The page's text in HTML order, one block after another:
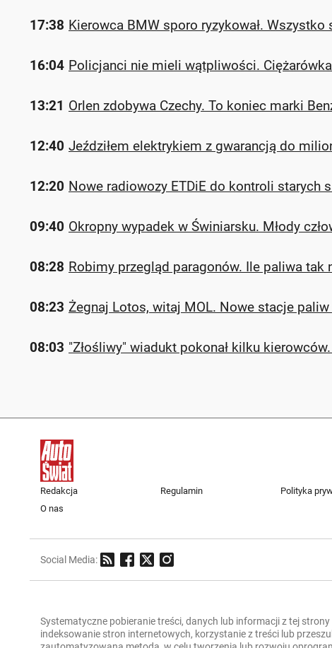
17:38 Kierowca BMW sporo ryzykował. Wszystko
16:04 Policjanci nie mieli wątpliwości.
13:21 Orlen zdobywa Czechy. To koniec marki
12:40 Jeździłem elektrykiem z gwarancją do
12:20 Nowe radiowozy ETDiE do kontroli starych
09:40 Okropny wypadek w Świniarsku. Młody
08:28 Robimy przegląd paragonów. Ile paliwa tak
08:23 Żegnaj Lotos, witaj MOL. Nowe stacje
08:03 "Złośliwy" wiadukt pokonał kilku
Redakcja Regulamin Polityka
O nas
Social Media:
Systematyczne pobieranie treści, danych lub informacji z tej
indeksowanie stron internetowych, korzystanie z treści lub